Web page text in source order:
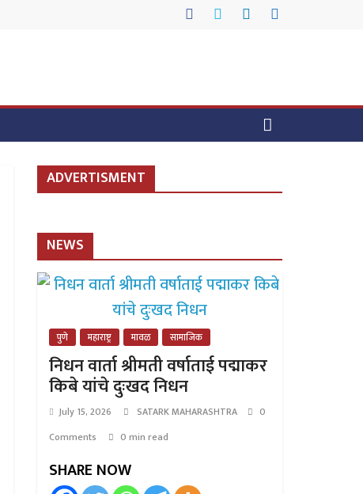
ADVERTISMENT
NEWS
पुणे महाराष्ट्र मावळ सामाजिक
निधन वार्ता श्रीमती वर्षाताई पद्माकर
किबे यांचे दुःखद निधन
July 15, 2026 SATARK MAHARASHTRA
0
Comments
0 min read
SHARE NOW